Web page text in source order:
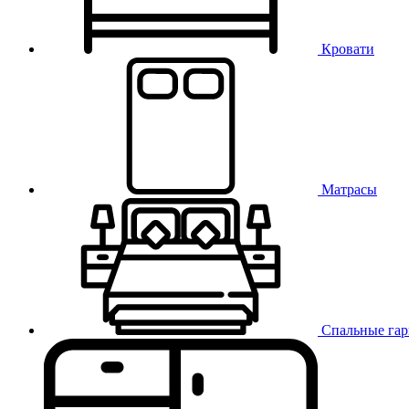
Кровати
Матрасы
Спальные